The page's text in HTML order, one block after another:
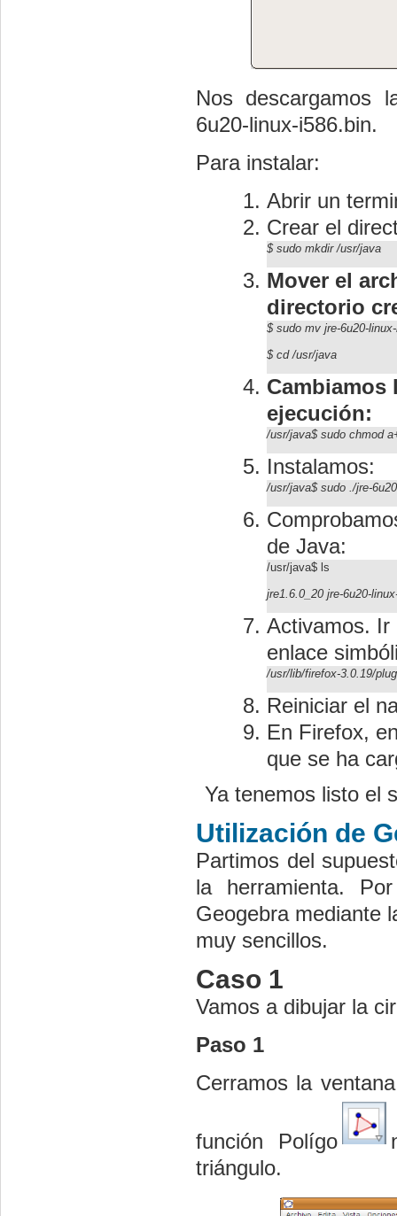
Nos descargamos
6u20-linux-i586.bin.
Para instalar:
Abrir un
Crear el
$ sudo mkdir /usr/java
Mover el
directorio
$ sudo mv jre-6u20-
$ cd/usr/java
Cambiamos
ejecución:
/usr/java$ sudo chmod
Instalamos:
/usr/java$ sudo ./jre-
de Java:
/usr/java$ ls
jre1.6.0_20 jre-6u20-
Activamos. Ir
enlace
/usr/lib/firefox-3.0.19/
Reiniciar el
En Firefox,
que se ha
Ya tenemos listo el
Utilización de
Partimos del
la herramienta.
Geogebra mediante
muy sencillos.
Caso 1
Vamos a dibujar la
Paso 1
Cerramos la
función Polígo
triángulo.